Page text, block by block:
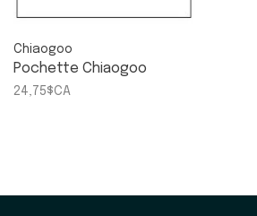
Chiaogoo
Pochette Chiaogoo
24,75$CA